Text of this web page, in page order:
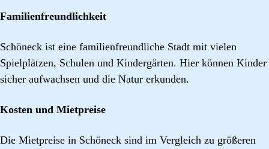
Familienfreundlichkeit
Schöneck ist eine familienfreundliche Stadt mit vielen
Spielplätzen, Schulen und Kindergärten. Hier können Kinder
sicher aufwachsen und die Natur erkunden.
Kosten und Mietpreise
Die Mietpreise in Schöneck sind im Vergleich zu größeren